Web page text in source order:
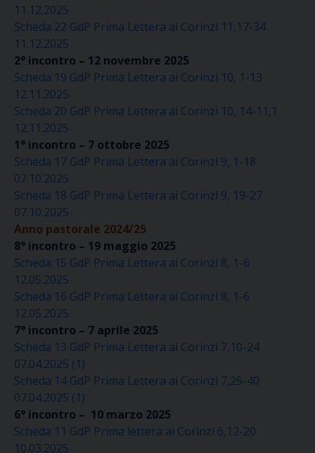
11.12.2025
Scheda 22 GdP Prima Lettera ai Corinzi 11,17-34
11.12.2025
2° incontro – 12 novembre 2025
Scheda 19 GdP Prima Lettera ai Corinzi 10, 1-13
12.11.2025
Scheda 20 GdP Prima Lettera ai Corinzi 10, 14-11,1
12.11.2025
1° incontro – 7 ottobre 2025
Scheda 17 GdP Prima Lettera ai Corinzi 9, 1-18
07.10.2025
Scheda 18 GdP Prima Lettera ai Corinzi 9, 19-27
07.10.2025
Anno pastorale 2024/25
8° incontro – 19 maggio 2025
Scheda 15 GdP Prima Lettera ai Corinzi 8, 1-6
12.05.2025
Scheda 16 GdP Prima Lettera ai Corinzi 8, 1-6
12.05.2025
7° incontro – 7 aprile 2025
Scheda 13 GdP Prima Lettera ai Corinzi 7,10-24
07.04.2025 (1)
Scheda 14 GdP Prima Lettera ai Corinzi 7,25-40
07.04.2025 (1)
6° incontro – 10 marzo 2025
Scheda 11 GdP Prima lettera ai Corinzi 6,12-20
10.03.2025